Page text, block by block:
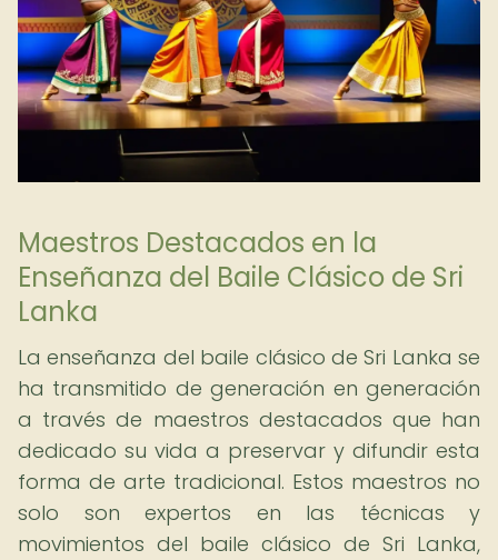
Maestros Destacados en la
Enseñanza del Baile Clásico de Sri
Lanka
La enseñanza del baile clásico de Sri Lanka se
ha transmitido de generación en generación
a través de maestros destacados que han
dedicado su vida a preservar y difundir esta
forma de arte tradicional. Estos maestros no
solo son expertos en las técnicas y
movimientos del baile clásico de Sri Lanka,